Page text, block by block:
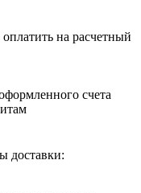
на расчетный
счета
доставки: